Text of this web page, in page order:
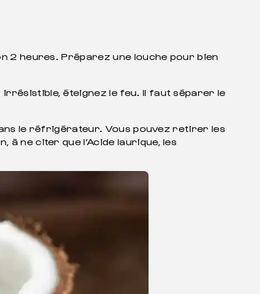
2 heures. Préparez une louche pour bien
éteignez le feu. Il faut séparer le
le réfrigérateur. Vous pouvez retirer les
ne citer que l’Acide laurique, les